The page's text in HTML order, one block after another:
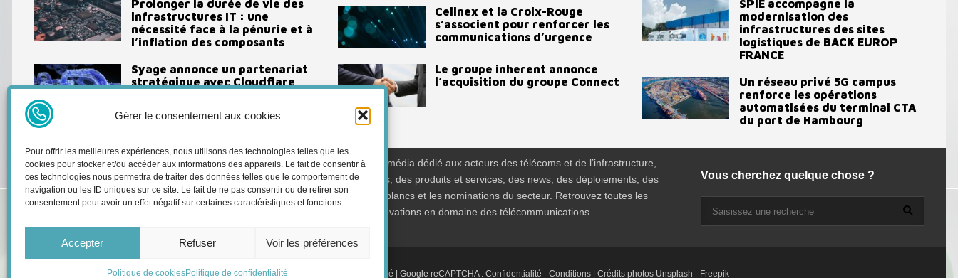
Gérer le consentement aux cookies
Pour offrir les meilleures expériences, nous utilisons des technologies telles que les
cookies pour stocker et/ou accéder aux informations des appareils. Le fait de consentir à
ces technologies nous permettra de traiter des données telles que le comportement de
navigation ou les ID uniques sur ce site. Le fait de ne pas consentir ou de retirer son
consentement peut avoir un effet négatif sur certaines caractéristiques et fonctions.
Accepter Refuser Voir les préférences
Politique de cookiesPolitique de confidentialité
Prolonger la durée de vie des
infrastructures IT : une
nécessité face à la pénurie et à
l’inflation des composants
Syage annonce un partenariat
stratégique avec Cloudflare
Cellnex et la Croix-Rouge
s’associent pour renforcer les
communications d’urgence
Le groupe inherent annonce
l’acquisition du groupe Connect
SPIE accompagne la
modernisation des
infrastructures des sites
logistiques de BACK EUROP
FRANCE
Un réseau privé 5G campus
renforce les opérations
automatisées du terminal CTA
du port de Hambourg
Telco Infra News est un média dédié aux acteurs des télécoms et de l’infrastructure,
retrouvez des expertises, des produits et services, des news, des déploiements, des
évènements, des livres blancs et les nominations du secteur. Retrouvez toutes les
informations sur les innovations en domaine des télécommunications.
Vous cherchez quelque chose ?
© 2025 Telco Infra News. Tous droits réservés.Mentions Légales- Politique de confidentialité | Google reCAPTCHA : Confidentialité - Conditions | Crédits photos Unsplash - Freepik